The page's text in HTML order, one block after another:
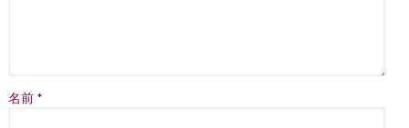
名前 *